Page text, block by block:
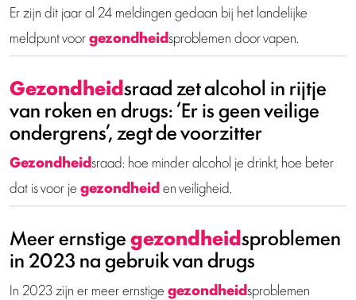
Er zijn dit jaar al 24 meldingen gedaan bij het landelijke
meldpunt voorgezondheidsproblemen door vapen.
Gezondheidsraad zet alcohol in rijtje
van roken en drugs: ‘Er is geen veilige
ondergrens’, zegt de voorzitter
Gezondheidsraad: hoe minder alcohol je drinkt, hoe beter
dat is voor jegezondheiden veiligheid.
Meer ernstigegezondheidsproblemen
in 2023 na gebruik van drugs
In 2023 zijn er meer ernstigegezondheidsproblemen